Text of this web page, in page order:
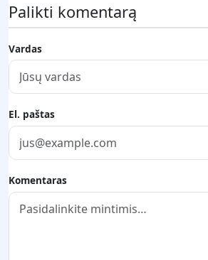
Palikti komentarą
Vardas
El. paštas
Komentaras